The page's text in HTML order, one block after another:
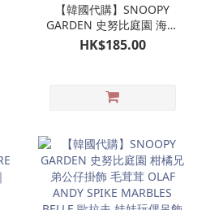
【韓國代購】SNOOPY
GARDEN 史努比庭園 海女
SNOOPY 珠珠手機掛鏈｜
濟州島限定
HK$185.00